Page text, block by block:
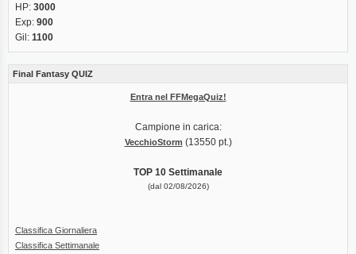
HP: 3000
Exp: 900
Gil: 1100
Final Fantasy QUIZ
Entra nel FFMegaQuiz!
Campione in carica:
VecchioStorm (13550 pt.)
TOP 10 Settimanale
(dal 02/08/2026)
Classifica Giornaliera
Classifica Settimanale